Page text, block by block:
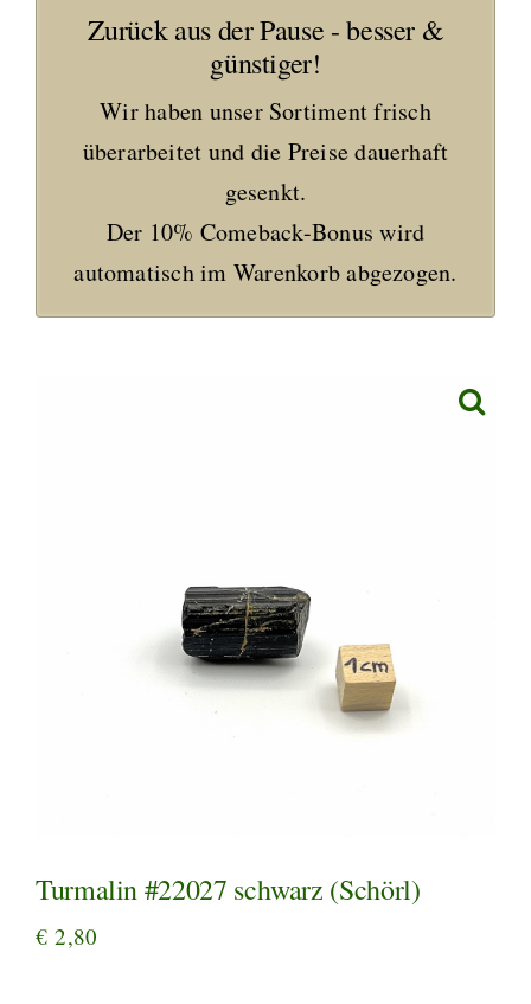
Zurück aus der Pause - besser &
günstiger!
Wir haben unser Sortiment frisch
überarbeitet und die Preise dauerhaft
gesenkt.
Der 10% Comeback-Bonus wird
automatisch im Warenkorb abgezogen.
Turmalin #22027 schwarz (Schörl)
€ 2,80